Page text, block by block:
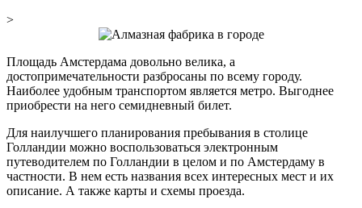
>
Площадь Амстердама довольно велика, а
достопримечательности разбросаны по всему городу.
Наиболее удобным транспортом является метро. Выгоднее
приобрести на него семидневный билет.
Для наилучшего планирования пребывания в столице
Голландии можно воспользоваться электронным
путеводителем по Голландии в целом и по Амстердаму в
частности. В нем есть названия всех интересных мест и их
описание. А также карты и схемы проезда.